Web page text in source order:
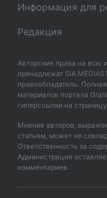
Информация для
Редакция
Авторские права на всю
принадлежат SIA
правообладатель.
материалов портала
гиперссылки на
Мнение авторов,
статьям, может не
Ответственность за
Администрация
комментариев.